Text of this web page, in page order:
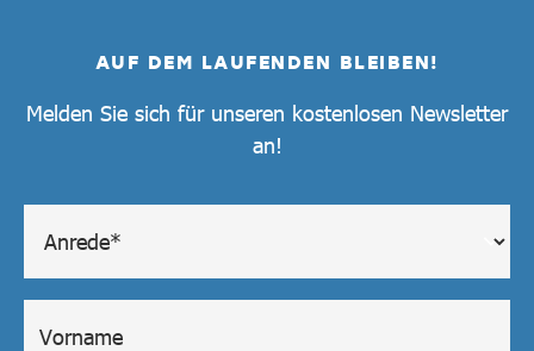
AUF DEM LAUFENDEN BLEIBEN!
Melden Sie sich für unseren kostenlosen Newsletter
an!